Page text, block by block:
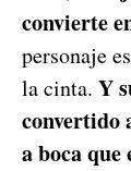
convierte
personaje
la cinta. Y
convertido
a boca que